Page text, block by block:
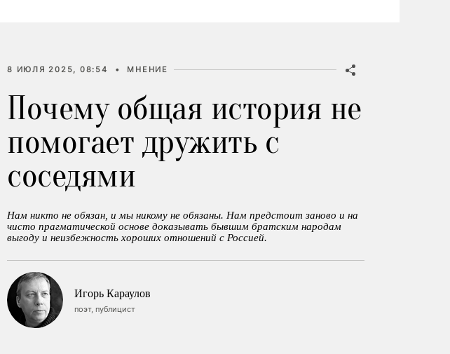
8 ИЮЛЯ 2025, 08:54 • МНЕНИЕ
Почему общая история не
помогает дружить с
соседями
Нам никто не обязан, и мы никому не обязаны. Нам предстоит заново и на
чисто прагматической основе доказывать бывшим братским народам
выгоду и неизбежность хороших отношений с Россией.
Игорь Караулов
поэт, публицист